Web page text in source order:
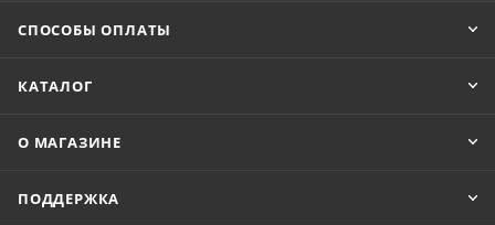
СПОСОБЫ ОПЛАТЫ
КАТАЛОГ
О МАГАЗИНЕ
ПОДДЕРЖКА